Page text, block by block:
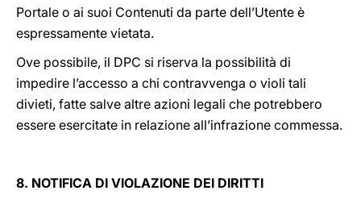
Portale o ai suoi Contenuti da parte dell’Utente è
espressamente vietata.
Ove possibile, il DPC si riserva la possibilità di
impedire l’accesso a chi contravvenga o violi tali
divieti, fatte salve altre azioni legali che potrebbero
essere esercitate in relazione all’infrazione commessa.
8. NOTIFICA DI VIOLAZIONE DEI DIRITTI